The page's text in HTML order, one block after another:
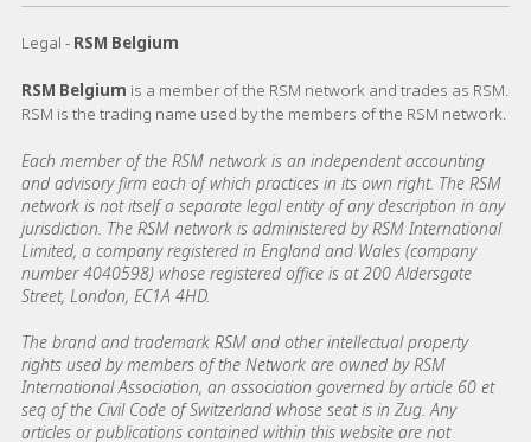
Legal - RSM Belgium
RSM Belgium is a member of the RSM network and trades as RSM.
RSM is the trading name used by the members of the RSM network.
Each member of the RSM network is an independent accounting
and advisory firm each of which practices in its own right. The RSM
network is not itself a separate legal entity of any description in any
jurisdiction. The RSM network is administered by RSM International
Limited, a company registered in England and Wales (company
number 4040598) whose registered office is at 200 Aldersgate
Street, London, EC1A 4HD.
The brand and trademark RSM and other intellectual property
rights used by members of the Network are owned by RSM
International Association, an association governed by article 60 et
seq of the Civil Code of Switzerland whose seat is in Zug. Any
articles or publications contained within this website are not